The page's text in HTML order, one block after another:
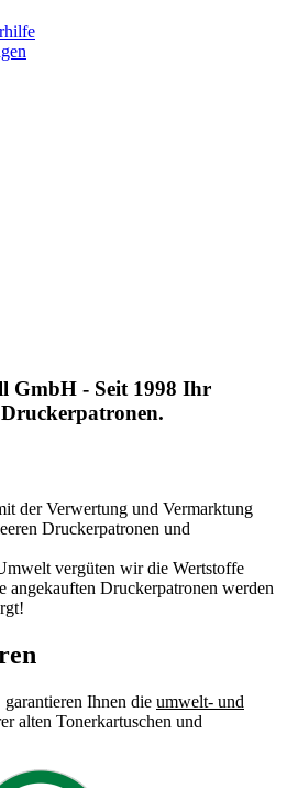
GmbH - Seit 1998 Ihr
der Verwertung und Vermarktung
Druckerpatronen und
vergüten wir die Wertstoffe
angekauften Druckerpatronen werden
Ihnen die umwelt- und
alten Tonerkartuschen und